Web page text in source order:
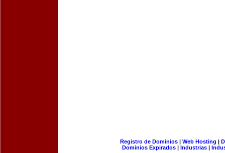
Registro de Dominios| Web Hosting |
Dominios Expirados | Industrias |